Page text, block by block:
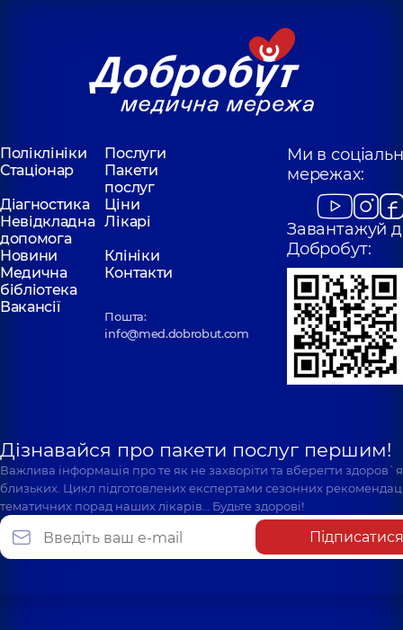
Поліклініки
Послуги
Стаціонар
Пакети
послуг
Діагностика
Ціни
Невідкладна
допомога
Лікарі
Новини
Клініки
Медична
бібліотека
Контакти
Вакансії
Пошта:
info@med.dobrobut.com
Ми в
мережах:
Завантажуй
Добробут:
Дізнавайся про пакети послуг першим!
Важлива інформація про те як не захворіти та вберегти
близьких. Цикл підготовлених експертами сезонних
тематичних порад наших лікарів… Будьте здорові!
Підписатися